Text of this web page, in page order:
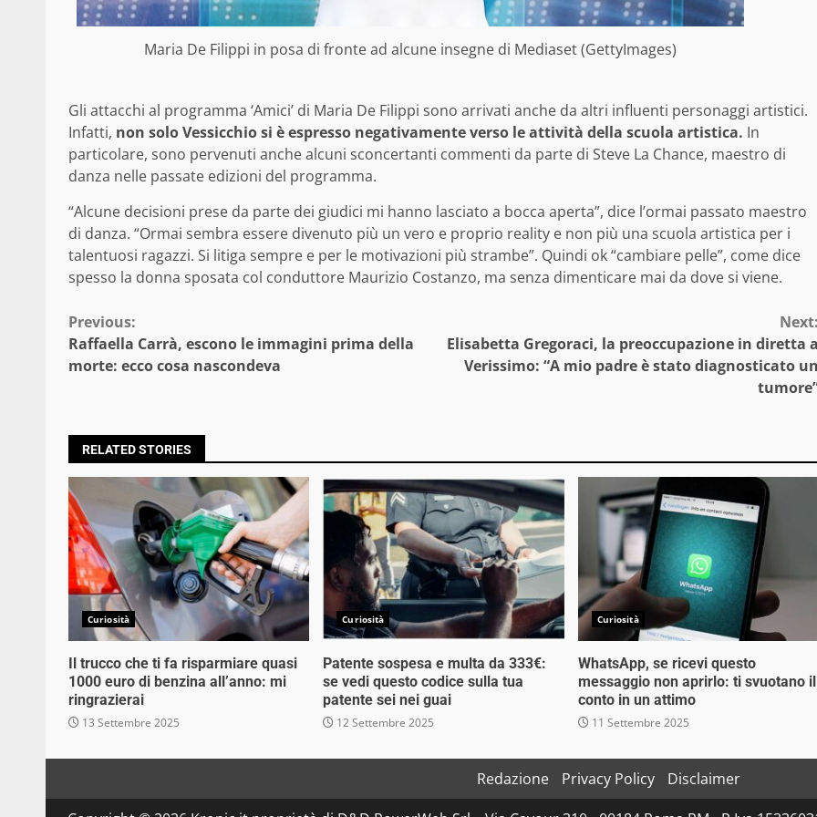
Maria De Filippi in posa di fronte ad alcune insegne di Mediaset (GettyImages)
Gli attacchi al programma ‘Amici’ di Maria De Filippi sono arrivati anche da altri influenti personaggi artistici.
Infatti, non solo Vessicchio si è espresso negativamente verso le attività della scuola artistica. In
particolare, sono pervenuti anche alcuni sconcertanti commenti da parte di Steve La Chance, maestro di
danza nelle passate edizioni del programma.
“Alcune decisioni prese da parte dei giudici mi hanno lasciato a bocca aperta”, dice l’ormai passato maestro
di danza. “Ormai sembra essere divenuto più un vero e proprio reality e non più una scuola artistica per i
talentuosi ragazzi. Si litiga sempre e per le motivazioni più strambe”. Quindi ok “cambiare pelle”, come dice
spesso la donna sposata col conduttore Maurizio Costanzo, ma senza dimenticare mai da dove si viene.
Continue
Reading
Previous:
Raffaella Carrà, escono le immagini prima della
morte: ecco cosa nascondeva
Next:
Elisabetta Gregoraci, la preoccupazione in diretta a
Verissimo: “A mio padre è stato diagnosticato un
RELATED STORIES
Curiosità
Il trucco che ti fa risparmiare quasi
1000 euro di benzina all’anno: mi
ringrazierai
13 Settembre 2025
Curiosità
Patente sospesa e multa da 333€:
se vedi questo codice sulla tua
patente sei nei guai
12 Settembre 2025
Curiosità
WhatsApp, se ricevi questo
messaggio non aprirlo: ti svuotano il
conto in un attimo
11 Settembre 2025
Redazione Privacy Policy
Disclaimer